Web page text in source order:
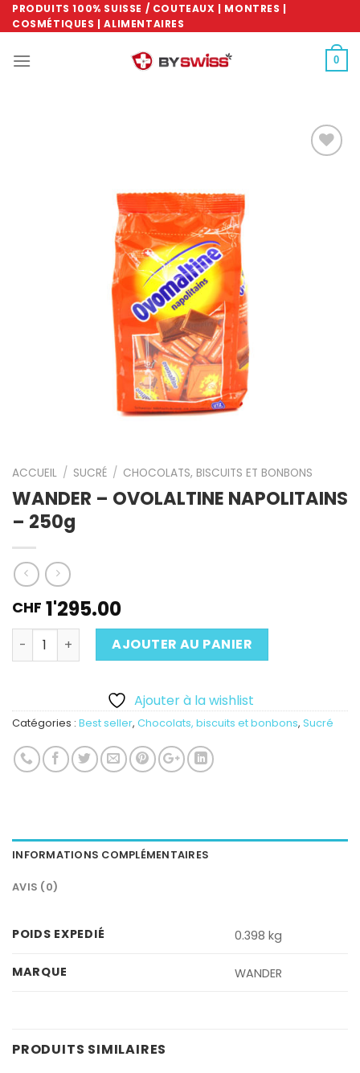
Skip
to
PRODUITS 100% SUISSE / COUTEAUX | MONTRES |
COSMÉTIQUES | ALIMENTAIRES
0
ACCUEIL / SUCRÉ / CHOCOLATS, BISCUITS ET BONBONS
WANDER – OVOLALTINE NAPOLITAINS
– 250g
CHF 1'295.00
Quantité AJOUTER AU PANIER
Ajouter à la wishlist
Catégories : Best seller, Chocolats, biscuits et bonbons, Sucré
INFORMATIONS COMPLÉMENTAIRES
AVIS (0)
POIDS EXPEDIÉ 0.398 kg
MARQUE WANDER
PRODUITS SIMILAIRES